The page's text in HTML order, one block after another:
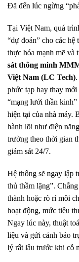
Đã đến lúc ngừng
Tại Việt Nam, quá
“dự đoán” cho các
thực hóa mạnh mẽ và
sát thông minh
Việt Nam (LC Tech)
phức tạp hay thay
“mạng lưới thần
hiện tại của nhà máy.
hành lõi như điện
trường theo thời gian
giám sát 24/7.
Hệ thống sẽ ngay lập
thủ thầm lặng”.
thành hoặc rò rỉ môi
hoạt động, mức tiêu
Ngay lúc này, thuật
liệu và gửi cảnh báo
lý rất lâu trước khi cỗ